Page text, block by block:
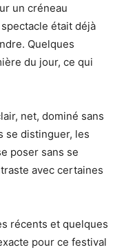
un créneau
était déjà
Quelques
du jour, ce qui
net, dominé sans
se distinguer, les
poser sans se
avec certaines
récents et quelques
pour ce festival